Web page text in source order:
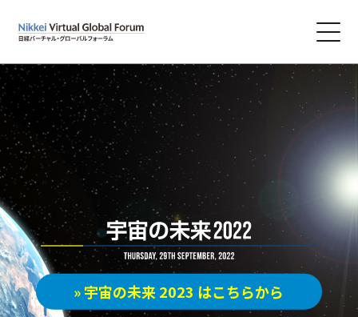
» 宇宙の未来 2023 はこちらから